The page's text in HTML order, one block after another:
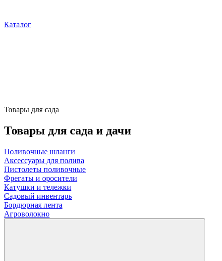
Каталог
Товары для сада
Товары для сада и дачи
Поливочные шланги
Аксессуары для полива
Пистолеты поливочные
Фрегаты и оросители
Катушки и тележки
Садовый инвентарь
Бордюрная лента
Агроволокно